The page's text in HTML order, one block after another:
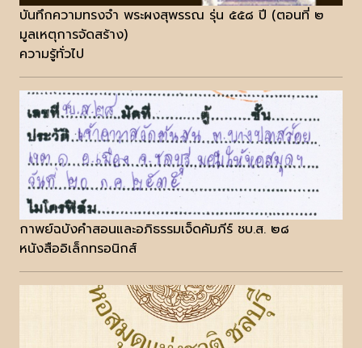
บันทึกความทรงจำ พระผงสุพรรณ รุ่น ๕๕๘ ปี (ตอนที่ ๒
มูลเหตุการจัดสร้าง)
ความรู้ทั่วไป
กาพย์ฉบังคำสอนและอภิธรรมเจ็ดคัมภีร์ ชบ.ส. ๒๘
หนังสืออิเล็กทรอนิกส์